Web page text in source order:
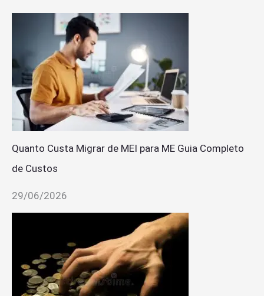
Quanto Custa Migrar de MEI para ME Guia Completo
de Custos
29/06/2026